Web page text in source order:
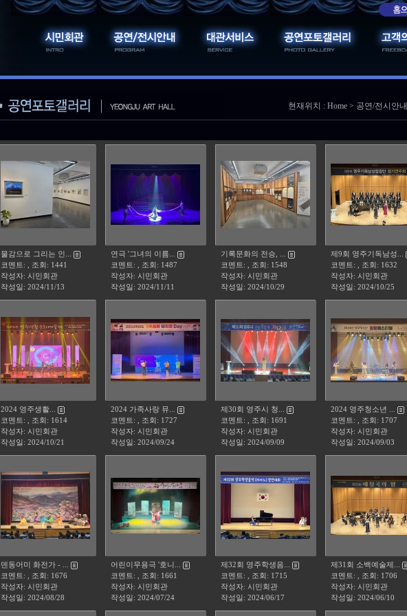
현재위치 : Home > 공연/전시안내
물감으로 그리는 인...
코멘트: , 조회: 1441
작성자: 시민회관
작성일: 2024/11/13
연극 '그녀의 이름...
코멘트: , 조회: 1487
작성자: 시민회관
작성일: 2024/11/11
기록문화의 전승, ...
코멘트: , 조회: 1548
작성자: 시민회관
작성일: 2024/10/29
제9회 영주기독남성...
코멘트: , 조회: 1632
작성자: 시민회관
작성일: 2024/10/25
2024 영주생활...
코멘트: , 조회: 1614
작성자: 시민회관
작성일: 2024/10/21
2024 가족사랑 뮤...
코멘트: , 조회: 1727
작성자: 시민회관
작성일: 2024/09/24
제30회 영주시 청...
코멘트: , 조회: 1691
작성자: 시민회관
작성일: 2024/09/09
2024 영주청소년 ...
코멘트: , 조회: 1707
작성자: 시민회관
작성일: 2024/09/03
덴동어미 화전가 - ...
코멘트: , 조회: 1676
작성자: 시민회관
작성일: 2024/08/28
어린이무용극 '호니...
코멘트: , 조회: 1661
작성자: 시민회관
작성일: 2024/07/24
제32회 영주학생음...
코멘트: , 조회: 1715
작성자: 시민회관
작성일: 2024/06/17
제31회 소백예술제...
코멘트: , 조회: 1706
작성자: 시민회관
작성일: 2024/06/10